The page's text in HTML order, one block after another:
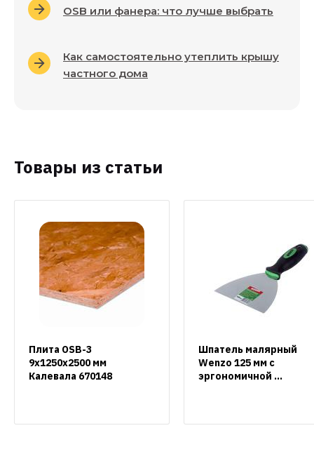
OSB или фанера: что лучше выбрать
Как самостоятельно утеплить крышу
частного дома
Товары из статьи
Плита OSB-3
9х1250х2500 мм
Калевала 670148
Шпатель малярный
Wenzo 125 мм с
эргономичной ...